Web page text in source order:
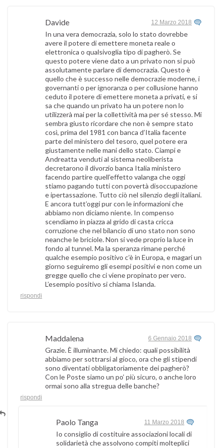
Davide 12 Marzo 2018
In una vera democrazia, solo lo stato dovrebbe
avere il potere di emettere moneta reale o
elettronica o qualsivoglia tipo di pagherò. Se
questo potere viene dato a un privato non si può
assolutamente parlare di democrazia. Questo è
quello che è successo nelle democrazie moderne, i
governanti o per ignoranza o per collusione hanno
ceduto il potere di emettere moneta a privati, e si
sa che quando un privato ha un potere non lo
utilizzerà mai per la collettività ma per sé stesso. Mi
sembra giusto ricordare che non è sempre stato
così, prima del 1981 con banca d’Italia facente
parte del ministero del tesoro, quel potere era
giustamente nelle mani dello stato. Ciampi e
Andreatta venduti al sistema neoliberista
decretarono il divorzio banca Italia ministero
facendo partire quell’effetto valanga che oggi
stiamo pagando tutti con povertà disoccupazione
e ipertassazione. Tutto ciò nel silenzio degli italiani.
E ancora tutt’oggi pur con le informazioni che
abbiamo non diciamo niente. In compenso
scendiamo in piazza al grido di casta cricca
corruzione che nel bilancio di uno stato non sono
neanche le briciole. Non si vede proprio la luce in
fondo al tunnel. Ma la speranza rimane perché
qualche esempio positivo c’è in Europa, e magari un
giorno seguiremo gli esempi positivi e non come un
gregge quello che ci viene propinato per vero.
L’esempio positivo si chiama Islanda.
rispondi
Maddalena 6 Gennaio 2018
Grazie. È illuminante. Mi chiedo: quali possibilità
abbiamo per sottrarsi al gioco, ora che gli stipendi
sono diventati obbligatoriamente dei pagherò?
Con le Poste siamo un po’ più sicuro, o anche loro
ormai sono alla stregua delle banche?
rispondi
Paolo Tanga 11 Marzo 2018
Io consiglio di costituire associazioni locali di
solidarietà che assolvono compiti molteplici